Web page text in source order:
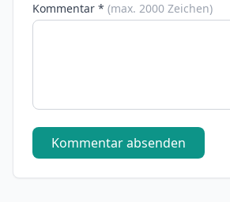
Kommentar * (max. 2000 Zeichen)
Kommentar absenden